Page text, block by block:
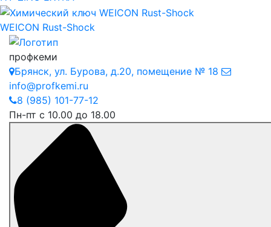
WEICON Rust-Shock
профкеми
Брянск, ул. Бурова, д.20, помещение № 18
info@profkemi.ru
8 (985) 101-77-12
Пн-пт с 10.00 до 18.00